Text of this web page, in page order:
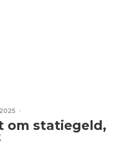
·
om statiegeld,